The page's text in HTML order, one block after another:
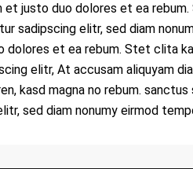
justo duo dolores et ea
sadipscing elitr, sed diam
dolores et ea rebum. Stet clita
elitr, At accusam aliquyam
kasd magna no rebum.
sed diam nonumy eirmod